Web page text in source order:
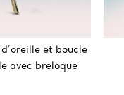
et boucle
avec breloque